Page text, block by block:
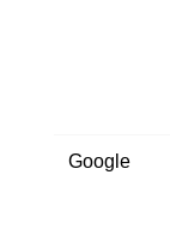
Google